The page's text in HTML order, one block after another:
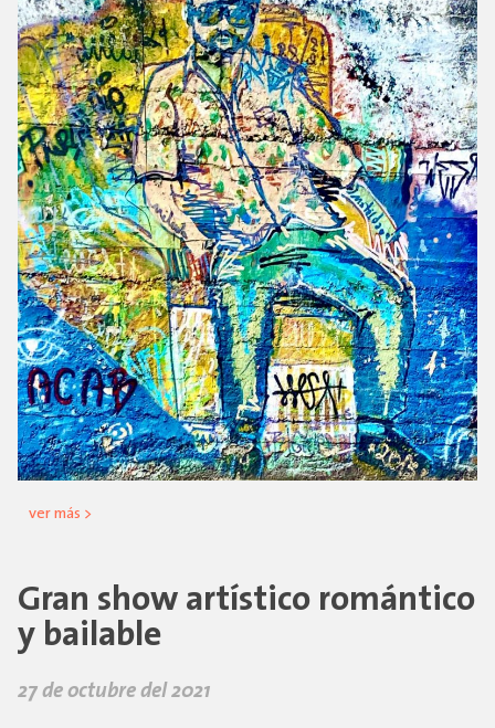
ver más >
Gran show artístico romántico
y bailable
27 de octubre del 2021